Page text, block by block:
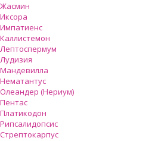
Жасмин
Иксора
Импатиенс
Каллистемон
Лептоспермум
Лудизия
Мандевилла
Нематантус
Олеандер (Нериум)
Пентас
Платикодон
Рипсалидопсис
Стрептокарпус